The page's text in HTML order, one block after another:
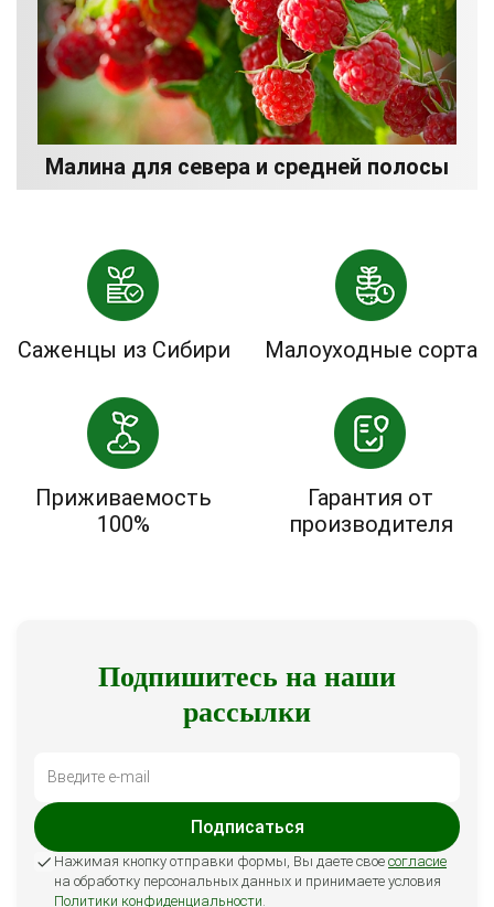
Малина для севера и средней полосы
Саженцы из Сибири Малоуходные сорта
Приживаемость
100%
Гарантия от
производителя
Подпишитесь на наши
рассылки
Подписаться
Нажимая кнопку отправки формы, Вы даете свое согласие
на обработку персональных данных и принимаете условия
Политики конфиденциальности.